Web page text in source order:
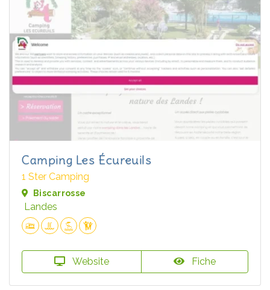
Camping Les Écureuils
1 Ster Camping
Biscarrosse
Landes
Website Fiche